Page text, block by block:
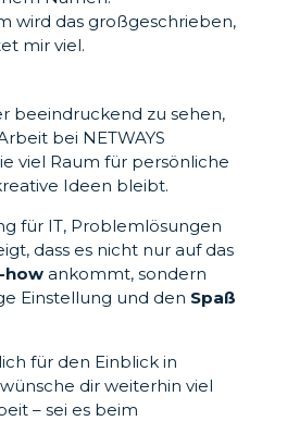
wird das großgeschrieben,
mir viel.
beeindruckend zu sehen,
bei NETWAYS
viel Raum für persönliche
Ideen bleibt.
für IT, Problemlösungen
dass es nicht nur auf das
howankommt, sondern
Einstellung und den Spaß
für den Einblick in
dir weiterhin viel
– sei es beim